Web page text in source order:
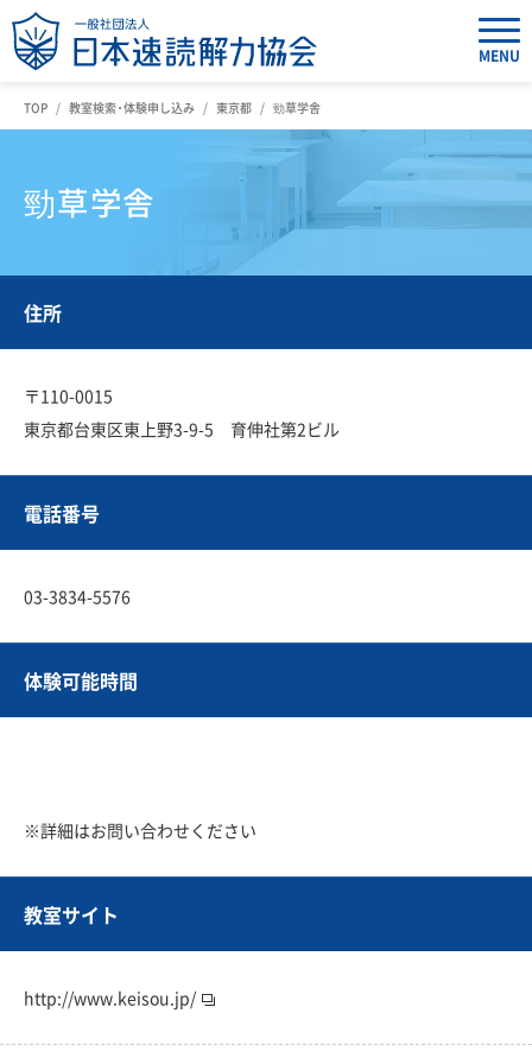
MENU
TOP 教室検索・体験申し込み 東京都 勁草学舎
勁草学舎
住所
〒110-0015
東京都台東区東上野3-9-5 育伸社第2ビル
電話番号
03-3834-5576
体験可能時間
※詳細はお問い合わせください
教室サイト
http://www.keisou.jp/